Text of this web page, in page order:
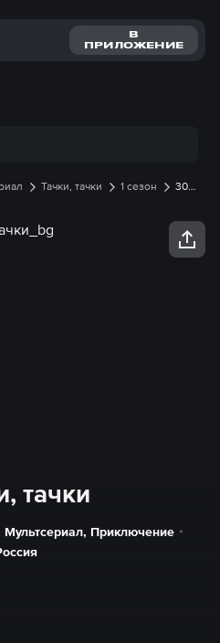
В
ПРИЛОЖЕНИЕ
Тачки, тачки 1 сезон
30
тачки
Мультсериал, Приключение